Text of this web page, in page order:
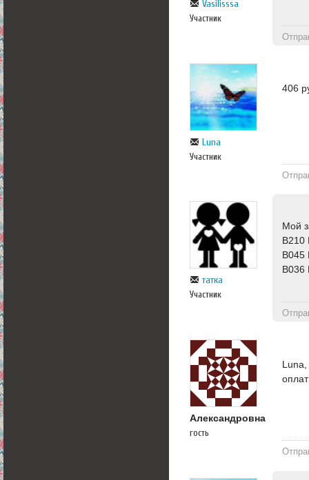
Vasilisssa
Участник
Luna
Участник
406
татка
Участник
Мой
Александровна
гость